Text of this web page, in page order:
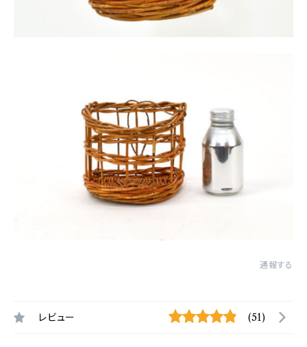
通報する
レビュー (51)